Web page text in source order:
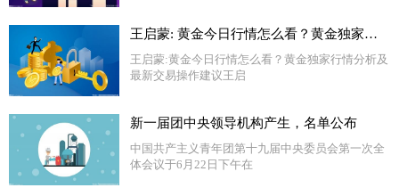
王启蒙: 黄金今日行情怎么看？黄金独家行情分析及最新交易操作建议
王启蒙:黄金今日行情怎么看？黄金独家行情分析及
最新交易操作建议王启
新一届团中央领导机构产生，名单公布
中国共产主义青年团第十九届中央委员会第一次全
体会议于6月22日下午在